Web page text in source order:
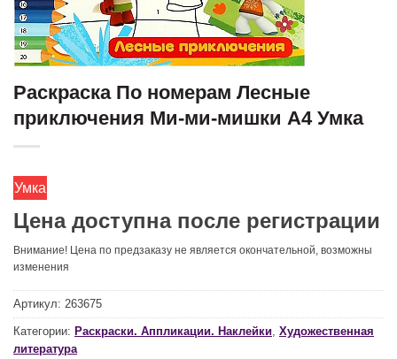
Раскраска По номерам Лесные
приключения Ми-ми-мишки А4 Умка
Умка
Цена доступна после регистрации
Внимание! Цена по предзаказу не является окончательной, возможны
изменения
Артикул: 263675
Категории: Раскраски. Аппликации. Наклейки Художественная
литература